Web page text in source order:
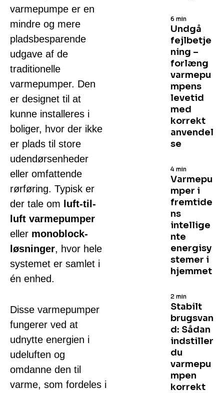
varmepumpe er en
mindre og mere
pladsbesparende
udgave af de
traditionelle
varmepumper. Den
er designet til at
kunne installeres i
boliger, hvor der ikke
er plads til store
udendørsenheder
eller omfattende
rørføring. Typisk er
der tale om
luft-til-
luft varmepumper
eller monoblock-
løsninger, hvor hele
systemet er samlet i
én enhed.
Disse varmepumper
fungerer ved at
udnytte energien i
udeluften og
omdanne den til
varme, som fordeles i
Undgå
fejlbetje
ning –
forlæng
varmepu
mpens
levetid
med
korrekt
anvendel
se
6 min
Varmepu
mper i
fremtide
ns
intellige
nte
energisy
stemer i
hjemmet
4 min
Stabilt
brugsvan
d: Sådan
indstiller
du
varmepu
mpen
korrekt
2 min